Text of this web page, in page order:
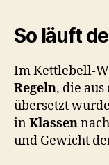
So läuft
Im Kettlebell-
Regeln, die aus
übersetzt
inKlassen
und Gewicht